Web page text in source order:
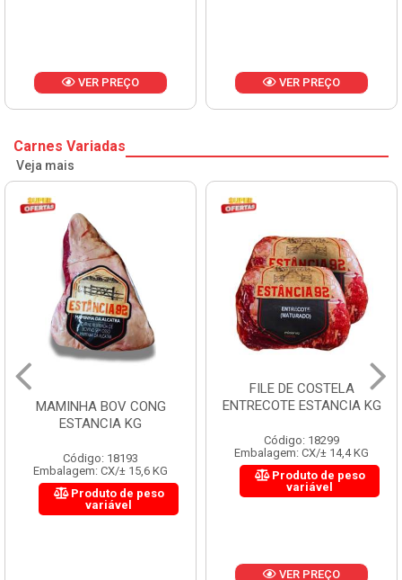
VER PREÇO VER PREÇO
Carnes Variadas
Veja mais
BOV CONG
CX/± 15,6 KG
de peso
FILE DE COSTELA
ENTRECOTE ESTANCIA KG
Embalagem: CX/± 14,4 KG
Produto de peso
VER PREÇO
CUPIM